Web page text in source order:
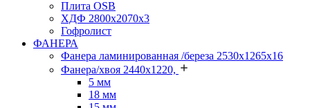
Плита OSB
ХДФ 2800х2070х3
Гофролист
ФАНЕРА
Фанера ламинированная /береза 2530х1265х16
Фанера/хвоя 2440х1220,
5 мм
18 мм